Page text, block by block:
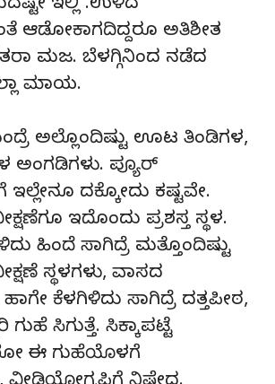
ಇಲ್ಲಿ .ಉಳಿದ
ಆಡೋಕಾಗದಿದ್ದರೂ ಅತಿಶೀತ
ಮಜ. ಬೆಳಗ್ಗಿನಿಂದ ನಡೆದ
ಮಾಯ.
ಅಲ್ಲೊಂದಿಷ್ಟು ಊಟ ತಿಂಡಿಗಳ,
ಅಂಗಡಿಗಳು. ಪ್ಯೂರ್
ಇಲ್ಲೇನೂ ದಕ್ಕೋದು ಕಷ್ಟವೇ.
ಇದೊಂದು ಪ್ರಶಸ್ತ ಸ್ಥಳ.
ಹಿಂದೆ ಸಾಗಿದ್ರೆ ಮತ್ತೊಂದಿಷ್ಟು
ಸ್ಥಳಗಳು, ವಾಸದ
ಕೆಳಗಿಳಿದು ಸಾಗಿದ್ರೆ ದತ್ತಪೀಠ,
ಸಿಗುತ್ತೆ. ಸಿಕ್ಕಾಪಟ್ಟೆ
ಈ ಗುಹೆಯೊಳಗೆ